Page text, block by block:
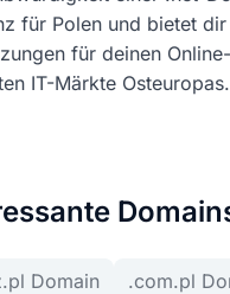
für Polen und bietet
für deinen
IT-Märkte Osteuropas.
Domain
.com.pl